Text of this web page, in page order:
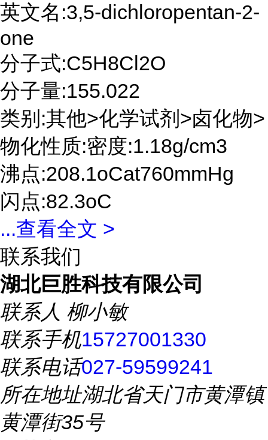
英文名:3,5-dichloropentan-2-
one
分子式:C5H8Cl2O
分子量:155.022
类别:其他>化学试剂>卤化物>
物化性质:密度:1.18g/cm3
沸点:208.1oCat760mmHg
闪点:82.3oC
...查看全文 >
联系我们
湖北巨胜科技有限公司
联系人 柳小敏
联系手机15727001330
联系电话027-59599241
所在地址湖北省天门市黄潭镇
黄潭街35号